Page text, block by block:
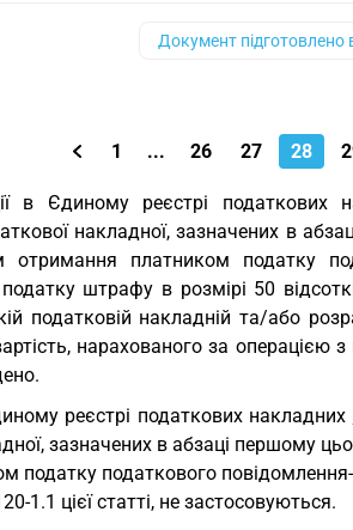
Документ підготовлено
1 ... 26 27 28
в Єдиному реєстрі податкових
накладної, зазначених в
отримання платником податку
штрафу в розмірі 50
податковій накладній та/або
нарахованого за операцією
реєстрі податкових накладних
зазначених в абзаці першому
податку податкового
1.1 цієї статті, не застосовуються.